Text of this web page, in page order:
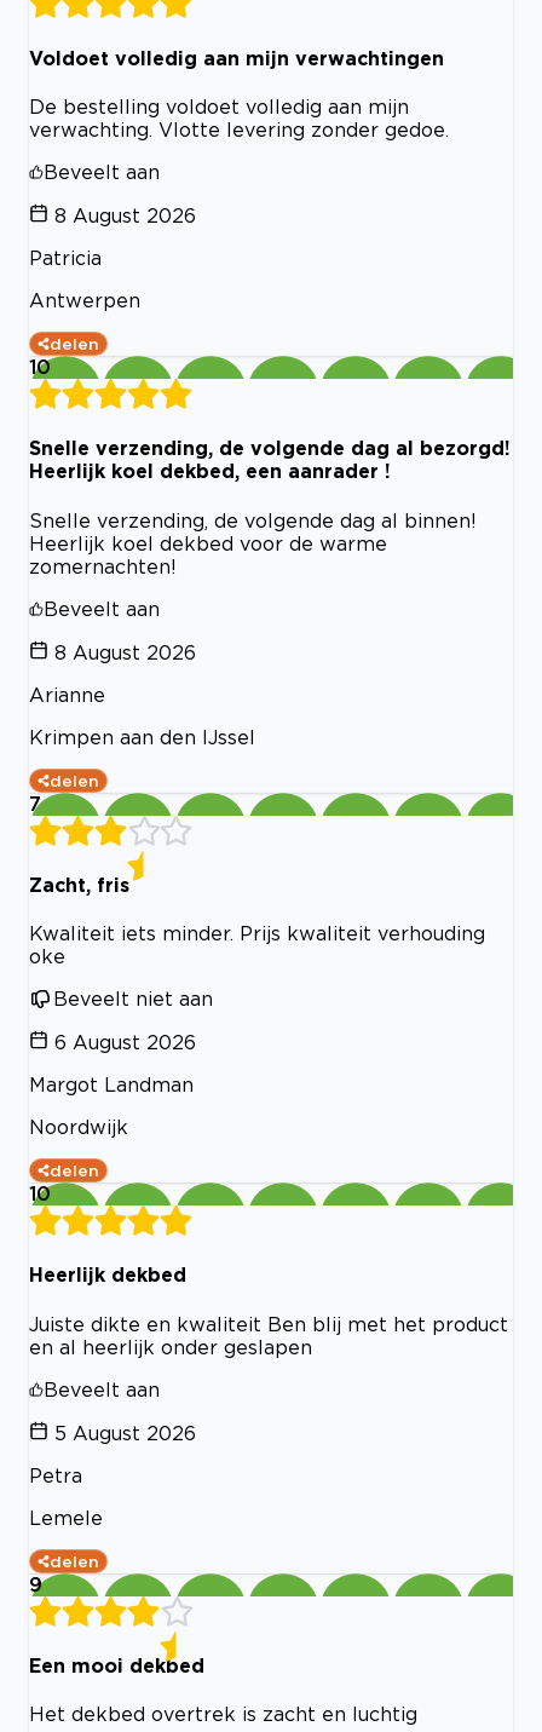
Voldoet volledig aan mijn verwachtingen
De bestelling voldoet volledig aan mijn
verwachting. Vlotte levering zonder gedoe.
Beveelt aan
8 August 2026
Patricia
Antwerpen
delen
10
Snelle verzending, de volgende dag al bezorgd!
Heerlijk koel dekbed, een aanrader !
Snelle verzending, de volgende dag al binnen!
Heerlijk koel dekbed voor de warme
zomernachten!
Beveelt aan
8 August 2026
Arianne
Krimpen aan den IJssel
delen
7
Zacht, fris
Kwaliteit iets minder. Prijs kwaliteit verhouding
oke
Beveelt niet aan
6 August 2026
Margot Landman
Noordwijk
delen
10
Heerlijk dekbed
Juiste dikte en kwaliteit Ben blij met het product
en al heerlijk onder geslapen
Beveelt aan
5 August 2026
Petra
Lemele
delen
9
Een mooi dekbed
Het dekbed overtrek is zacht en luchtig